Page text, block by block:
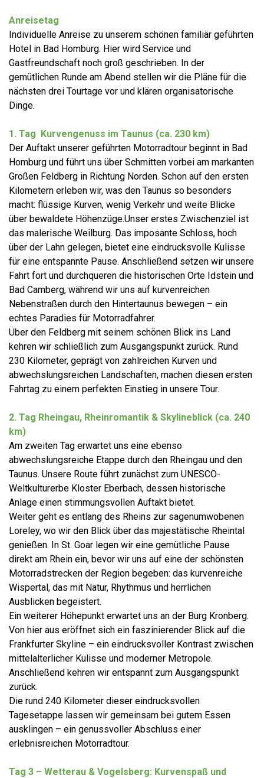
Anreisetag
Individuelle Anreise zu unserem schönen familiär geführten
Hotel in Bad Homburg. Hier wird Service und
Gastfreundschaft noch groß geschrieben. In der
gemütlichen Runde am Abend stellen wir die Pläne für die
nächsten drei Tourtage vor und klären organisatorische
Dinge.
1. Tag Kurvengenuss im Taunus (ca. 230 km)
Der Auftakt unserer geführten Motorradtour beginnt in Bad
Homburg und führt uns über Schmitten vorbei am markanten
Großen Feldberg in Richtung Norden. Schon auf den ersten
Kilometern erleben wir, was den Taunus so besonders
macht: flüssige Kurven, wenig Verkehr und weite Blicke
über bewaldete Höhenzüge.Unser erstes Zwischenziel ist
das malerische Weilburg. Das imposante Schloss, hoch
über der Lahn gelegen, bietet eine eindrucksvolle Kulisse
für eine entspannte Pause. Anschließend setzen wir unsere
Fahrt fort und durchqueren die historischen Orte Idstein und
Bad Camberg, während wir uns auf kurvenreichen
Nebenstraßen durch den Hintertaunus bewegen – ein
echtes Paradies für Motorradfahrer.
Über den Feldberg mit seinem schönen Blick ins Land
kehren wir schließlich zum Ausgangspunkt zurück. Rund
230 Kilometer, geprägt von zahlreichen Kurven und
abwechslungsreichen Landschaften, machen diesen ersten
Fahrtag zu einem perfekten Einstieg in unsere Tour.
2. Tag Rheingau, Rheinromantik & Skylineblick (ca. 240
km)
Am zweiten Tag erwartet uns eine ebenso
abwechslungsreiche Etappe durch den Rheingau und den
Taunus. Unsere Route führt zunächst zum UNESCO-
Weltkulturerbe Kloster Eberbach, dessen historische
Anlage einen stimmungsvollen Auftakt bietet.
Weiter geht es entlang des Rheins zur sagenumwobenen
Loreley, wo wir den Blick über das majestätische Rheintal
genießen. In St. Goar legen wir eine gemütliche Pause
direkt am Rhein ein, bevor wir uns auf eine der schönsten
Motorradstrecken der Region begeben: das kurvenreiche
Wispertal, das mit Natur, Rhythmus und herrlichen
Ausblicken begeistert.
Ein weiterer Höhepunkt erwartet uns an der Burg Kronberg.
Von hier aus eröffnet sich ein faszinierender Blick auf die
Frankfurter Skyline – ein eindrucksvoller Kontrast zwischen
mittelalterlicher Kulisse und moderner Metropole.
Anschließend kehren wir entspannt zum Ausgangspunkt
zurück.
Die rund 240 Kilometer dieser eindrucksvollen
Tagesetappe lassen wir gemeinsam bei gutem Essen
ausklingen – ein genussvoller Abschluss einer
erlebnisreichen Motorradtour.
Tag 3 – Wetterau & Vogelsberg: Kurvenspaß und